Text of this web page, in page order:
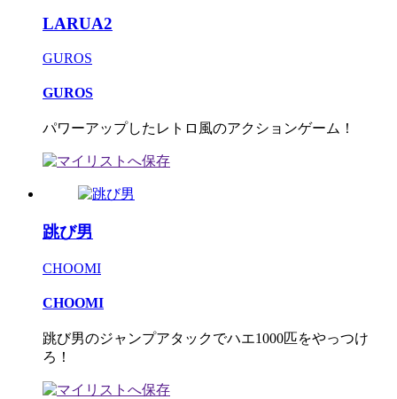
LARUA2
GUROS
GUROS
パワーアップしたレトロ風のアクションゲーム！
跳び男
CHOOMI
CHOOMI
跳び男のジャンプアタックでハエ1000匹をやっつけ
ろ！